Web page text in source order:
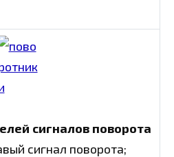
сигналов поворота
сигнал поворота;